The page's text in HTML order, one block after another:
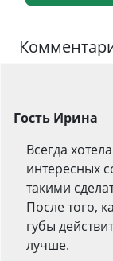
Гость Ирина
Всегда
интересных
такими
После того,
губы
лучше.